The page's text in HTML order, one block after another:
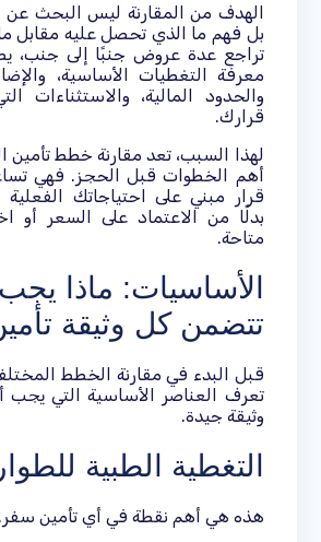
الهدف من المقارنة ليس البحث
بل فهم ما الذي تحصل عليه مقابل
تراجع عدة عروض جنبًا إلى جنب،
معرفة التغطيات الأساسية،
والحدود المالية، والاستثناءات
قرارك.
لهذا السبب، تعد مقارنة خطط تأمين
أهم الخطوات قبل الحجز. فهي
قرار مبني على احتياجاتك
بدلًا من الاعتماد على السعر أو
متاحة.
الأساسيات: ماذا
تتضمن كل وثيقة
قبل البدء في مقارنة الخطط
تعرف العناصر الأساسية التي يجب
وثيقة جيدة.
التغطية الطبية
هذه هي أهم نقطة في أي تأمين سفر.